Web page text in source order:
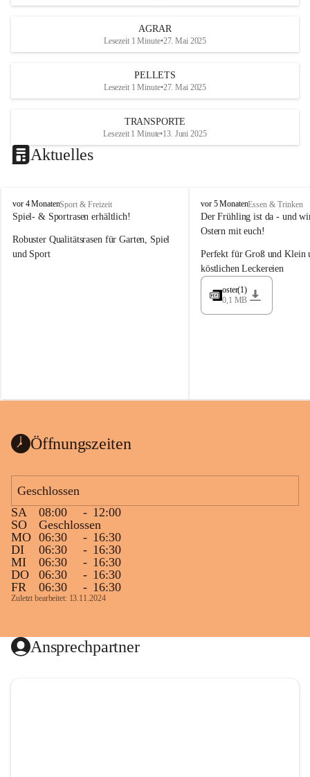
office@mayer-lipsch.at
AGRAR
Lesezeit 1 Minute•27. Mai 2025
PELLETS
Lesezeit 1 Minute•27. Mai 2025
TRANSPORTE
Lesezeit 1 Minute•13. Juni 2025
Aktuelles
M
a
e
r
vor 4 MonatenSport & Freizeit
Spiel- & Sportrasen erhältlich!
Robuster Qualitätsrasen für Garten, Spiel
und Sport
M
a
y
r
G
ü
e
vor 5 MonatenEssen & Trinken
Der Frühling ist da - und
Ostern mit euch!
Perfekt für Groß und Klein
köstlichen Leckereien
oster(1)
0,1 MB
Öffnungszeiten
Geschlossen
SA
08:00 - 12:00
SO
Geschlossen
MO 06:30 - 16:30
DI
06:30 - 16:30
MI
06:30 - 16:30
DO
06:30 - 16:30
FR
06:30 - 16:30
Zuletzt bearbeitet: 13.11.2024
Ansprechpartner